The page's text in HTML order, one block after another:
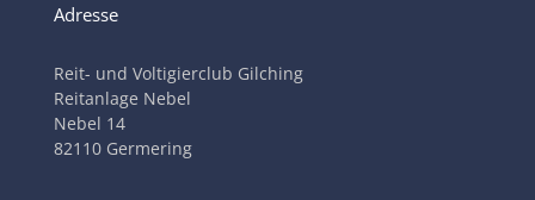
Adresse
Reit- und Voltigierclub Gilching
Reitanlage Nebel
Nebel 14
82110 Germering